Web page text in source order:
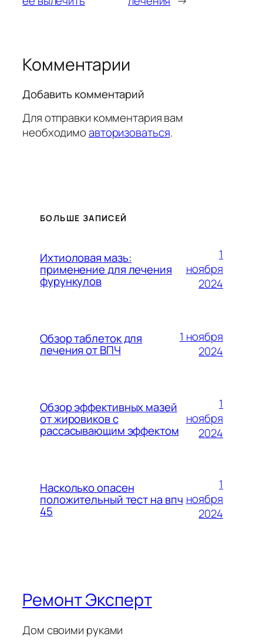
Комментарии
Добавить комментарий
Для отправки комментария вам
необходимоавторизоваться.
БОЛЬШЕ ЗАПИСЕЙ
Ихтиоловая мазь:
применение для лечения
фурункулов
1
ноября
2024
Обзор таблеток для
лечения от ВПЧ
1 ноября
2024
Обзор эффективных мазей
от жировиков с
рассасывающим эффектом
1
ноября
2024
Насколько опасен
положительный тест на впч
45
1
ноября
2024
Ремонт Эксперт
Дом своими руками